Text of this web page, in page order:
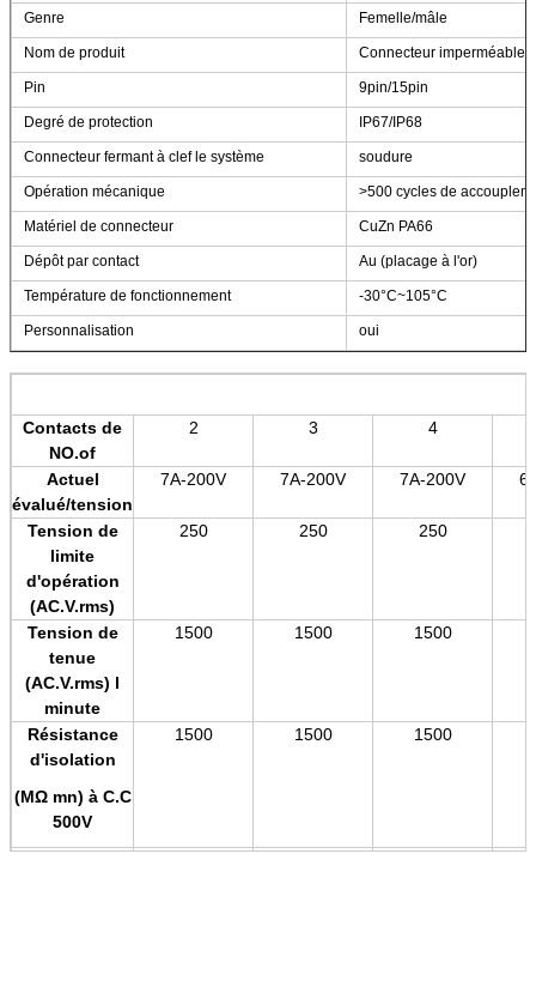
Genre Femelle/mâle
Nom de produit Connecteur imperméable
Pin 9pin/15pin
Degré de protection IP67/IP68
Connecteur fermant à clef le système soudure
Opération mécanique >500 cycles de
Matériel de connecteur CuZn PA66
Dépôt par contact Au (placage à l'or)
Température de fonctionnement -30°C~105°C
Personnalisation oui
Contacts de
NO.of
2 3 4
Actuel
évalué/tension
7A-200V 7A-200V 7A-200V
Tension de
limite
d'opération
(AC.V.rms)
250 250 250
Tension de
tenue
(AC.V.rms) l
minute
1500 1500 1500
Résistance
d'isolation
(MΩ mn) à C.C
500V
1500 1500 1500